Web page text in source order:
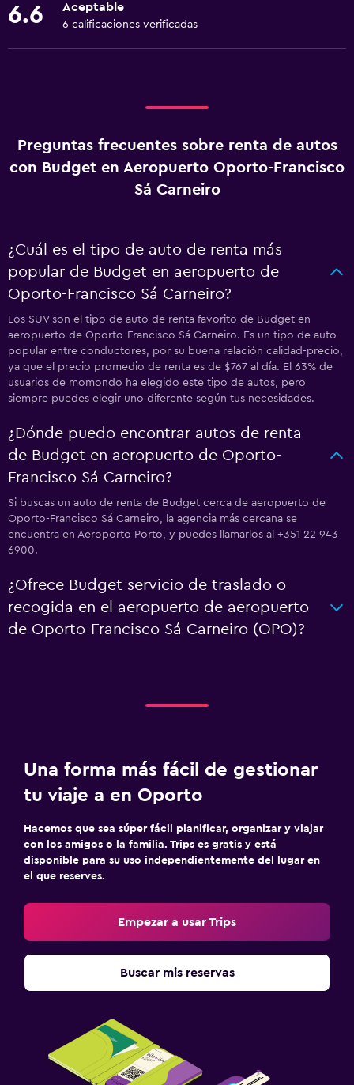
6.6 Aceptable
6 calificaciones verificadas
Preguntas frecuentes sobre renta de autos
con Budget en Aeropuerto Oporto-Francisco
Sá Carneiro
¿Cuál es el tipo de auto de renta más
popular de Budget en aeropuerto de
Oporto-Francisco Sá Carneiro?
Los SUV son el tipo de auto de renta favorito de Budget en
aeropuerto de Oporto-Francisco Sá Carneiro. Es un tipo de auto
popular entre conductores, por su buena relación calidad-precio,
ya que el precio promedio de renta es de $767 al día. El 63% de
usuarios de momondo ha elegido este tipo de autos, pero
siempre puedes elegir uno diferente según tus necesidades.
¿Dónde puedo encontrar autos de renta
de Budget en aeropuerto de Oporto-
Francisco Sá Carneiro?
Si buscas un auto de renta de Budget cerca de aeropuerto de
Oporto-Francisco Sá Carneiro, la agencia más cercana se
encuentra en Aeroporto Porto, y puedes llamarlos al +351 22 943
6900.
¿Ofrece Budget servicio de traslado o
recogida en el aeropuerto de aeropuerto
de Oporto-Francisco Sá Carneiro (OPO)?
Una forma más fácil de gestionar
tu viaje a en Oporto
Hacemos que sea súper fácil planificar, organizar y viajar
con los amigos o la familia. Trips es gratis y está
disponible para su uso independientemente del lugar en
el que reserves.
Empezar a usar Trips
Buscar mis reservas